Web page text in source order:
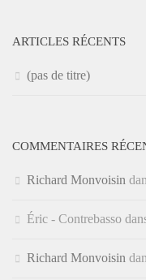
ARTICLES RÉCENTS
(pas de titre)
COMMENTAIRES
Richard Monvoisin
Éric - Contrebasso
Richard Monvoisin